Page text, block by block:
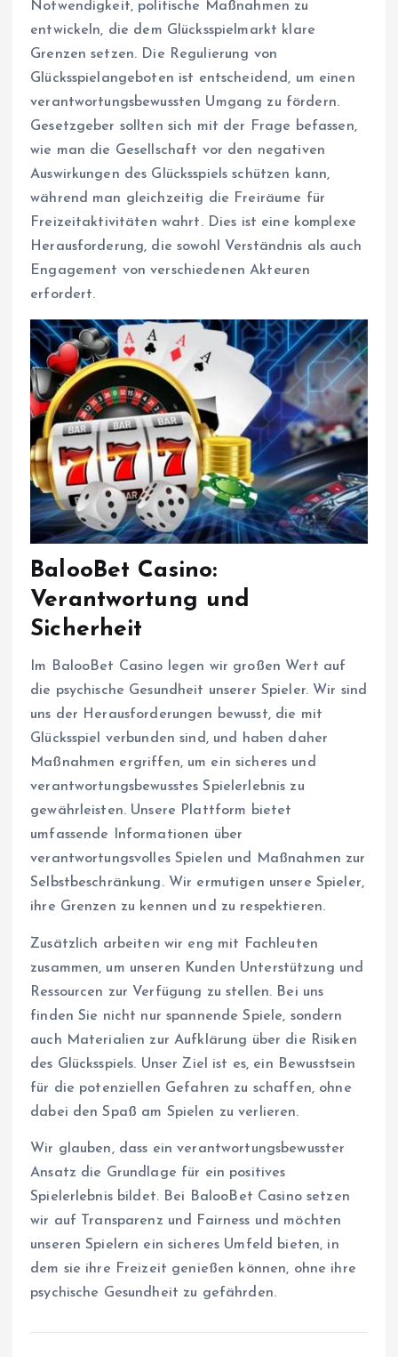
Notwendigkeit, politische Maßnahmen zu
entwickeln, die dem Glücksspielmarkt klare
Grenzen setzen. Die Regulierung von
Glücksspielangeboten ist entscheidend, um einen
verantwortungsbewussten Umgang zu fördern.
Gesetzgeber sollten sich mit der Frage befassen,
wie man die Gesellschaft vor den negativen
Auswirkungen des Glücksspiels schützen kann,
während man gleichzeitig die Freiräume für
Freizeitaktivitäten wahrt. Dies ist eine komplexe
Herausforderung, die sowohl Verständnis als auch
Engagement von verschiedenen Akteuren
erfordert.
BalooBet Casino:
Verantwortung und
Sicherheit
Im BalooBet Casino legen wir großen Wert auf
die psychische Gesundheit unserer Spieler. Wir sind
uns der Herausforderungen bewusst, die mit
Glücksspiel verbunden sind, und haben daher
Maßnahmen ergriffen, um ein sicheres und
verantwortungsbewusstes Spielerlebnis zu
gewährleisten. Unsere Plattform bietet
umfassende Informationen über
verantwortungsvolles Spielen und Maßnahmen zur
Selbstbeschränkung. Wir ermutigen unsere Spieler,
ihre Grenzen zu kennen und zu respektieren.
Zusätzlich arbeiten wir eng mit Fachleuten
zusammen, um unseren Kunden Unterstützung und
Ressourcen zur Verfügung zu stellen. Bei uns
finden Sie nicht nur spannende Spiele, sondern
auch Materialien zur Aufklärung über die Risiken
des Glücksspiels. Unser Ziel ist es, ein Bewusstsein
für die potenziellen Gefahren zu schaffen, ohne
dabei den Spaß am Spielen zu verlieren.
Wir glauben, dass ein verantwortungsbewusster
Ansatz die Grundlage für ein positives
Spielerlebnis bildet. Bei BalooBet Casino setzen
wir auf Transparenz und Fairness und möchten
unseren Spielern ein sicheres Umfeld bieten, in
dem sie ihre Freizeit genießen können, ohne ihre
psychische Gesundheit zu gefährden.